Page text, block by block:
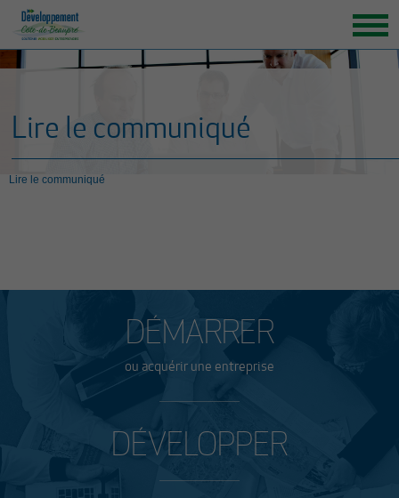
GRANDS ENJEUX
ENTREPRENEURS INSPIRANTS
Lire le communiqué
Lire le communiqué
DÉMARRER
ou acquérir une entreprise
DÉVELOPPER